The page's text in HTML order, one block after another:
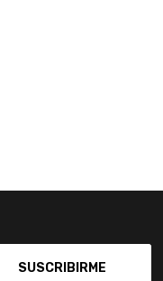
SUSCRIBIRME